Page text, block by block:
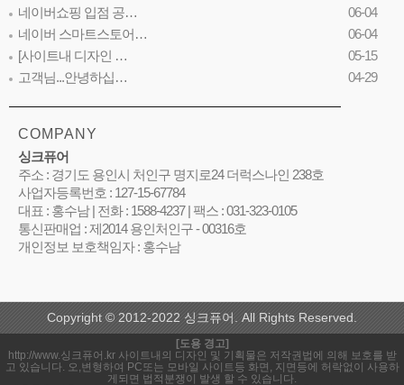
네이버쇼핑 입점 공…
06-04
네이버 스마트스토어…
06-04
[사이트내 디자인 …
05-15
고객님...안녕하십…
04-29
COMPANY
싱크퓨어
주소 : 경기도 용인시 처인구 명지로24 더럭스나인 238호
사업자등록번호 : 127-15-67784
대표 : 홍수남 | 전화 : 1588-4237 | 팩스 : 031-323-0105
통신판매업 : 제2014 용인처인구 - 00316호
개인정보 보호책임자 : 홍수남
Copyright © 2012-2022 싱크퓨어. All Rights Reserved.
[도용 경고]
http://www.싱크퓨어.kr 사이트내의 디자인 및 기획물은 저작권법에 의해 보호를 받
고 있습니다. 오,변형하여 PC또는 모바일 사이트등 화면, 지면등에 허락없이 사용하
게되면 법적분쟁이 발생 할 수 있습니다.